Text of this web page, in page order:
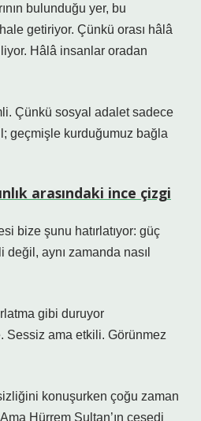
bulunduğu yer, bu
getiriyor. Çünkü orası hâlâ
Hâlâ insanlar oradan
Çünkü sosyal adalet sadece
geçmişle kurduğumuz bağla
arasındaki ince çizgi
bize şunu hatırlatıyor: güç
aynı zamanda nasıl
gibi duruyor
Sessiz ama etkili. Görünmez
konuşurken çoğu zaman
Hürrem Sultan’ın cesedi